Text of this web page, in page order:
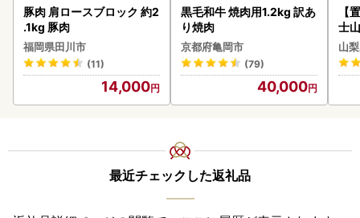
豚肉 肩ロースブロック 約2
.1kg 豚肉
福岡県田川市
(11)
14,000
黒毛和牛 焼肉用1.2kg 訳あ
り焼肉
京都府亀岡市
(79)
40,000
【
士
山
最近チェックした返礼品